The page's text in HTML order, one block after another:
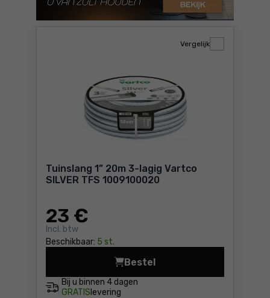
Tuinslang 1” 20m 3-lagig Vartco
SILVER TFS 1009100020
23 €
Incl. btw
Beschikbaar: 5 st.
Vergelijk
Bij u binnen 4 dagen
GRATIS levering
Bestel
Tuinslang 1” 20m 3-lagig